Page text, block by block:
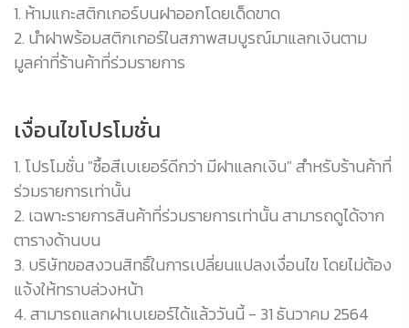
1. ห้ามแกะสติกเกอร์บนฝาออกโดยเด็ดขาด
2. นำฝาพร้อมสติกเกอร์ในสภาพสมบูรณ์มาแลกเงินตาม
มูลค่าที่ร้านค้าที่ร่วมรายการ
เงื่อนไขโปรโมชั่น
1. โปรโมชั่น "ซื้อสีเบเยอร์ดีกว่า มีฝาแลกเงิน" สำหรับร้านค้าที่
ร่วมรายการเท่านั้น
2. เฉพาะรายการสินค้าที่ร่วมรายการเท่านั้น สามารถดูได้จาก
ตารางด้านบน
3. บริษัทขอสงวนสิทธิ์ในการเปลี่ยนแปลงเงื่อนไข โดยไม่ต้อง
แจ้งให้ทราบล่วงหน้า
4. สามารถแลกฝาเบเยอร์ได้แล้ววันนี้ - 31 ธันวาคม 2564